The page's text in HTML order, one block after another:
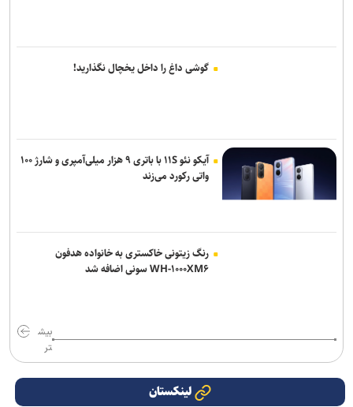
گوشی داغ را داخل یخچال نگذارید!
آیکو نئو ۱۱S با باتری ۹ هزار میلی‌آمپری و شارژ ۱۰۰
واتی رکورد می‌زند
رنگ زیتونی خاکستری به خانواده هدفون
WH-۱۰۰۰XM۶ سونی اضافه شد
بیش
تر
لینکستان